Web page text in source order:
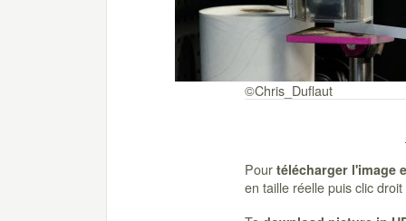
©Chris_Duflaut
Pour télécharger l'image
en taille réelle puis clic